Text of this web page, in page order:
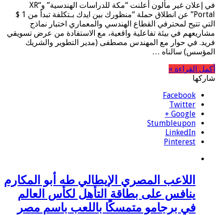
في إعلان غير مألون أعلنت “مكة للدراسات الهندسية” و“XR
Portal” عن انطلاق حملة “منظورك بين ايدك بـتكلفة تبدأ من 1 $
التي تتيح لمحترفي القطاع الهندسي والمعماري اختبار نماذج
مشاريعهم في بيئة تفاعلية واقعية، مع الاستفادة من عرض تسويقي
فريد. في حوار مع المهندس مصطفى (مدير التطوير والشريك
المؤسس) سالناه …
أكمل القراءة »
شاركها
Facebook
Twitter
Google +
Stumbleupon
LinkedIn
Pinterest
اللاعب المصري الإيطالي طه أبو المكارم
ينافس على بطاقة التأهل لكأس العالم
في برجامو متمسكًا باللعب باسم مصر